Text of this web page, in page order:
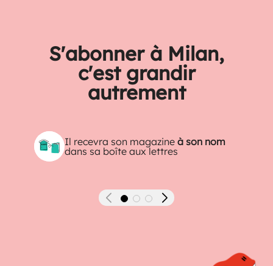
S'abonner à Milan,
c'est grandir
autrement
Il recevra son magazineà son nom
dans sa boîte aux lettres
Précédent Suivant